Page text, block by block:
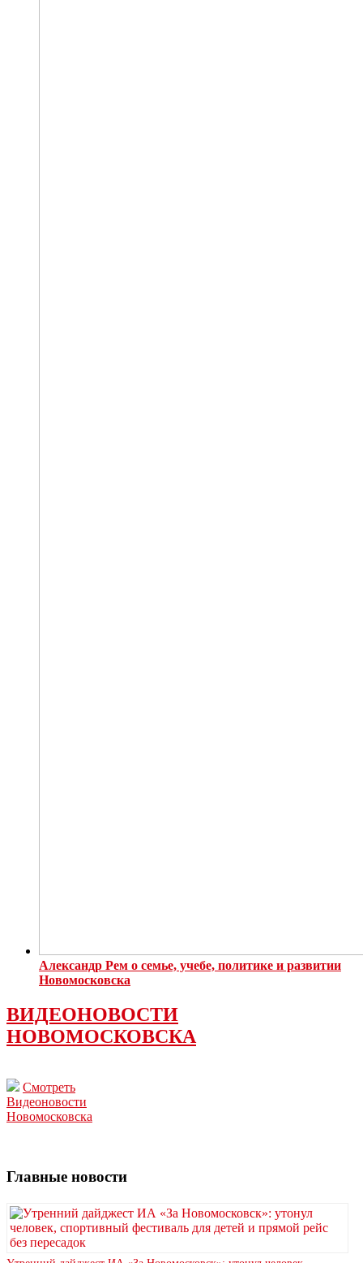
Александр Рем о семье, учебе, политике и развитии
Новомосковска
ВИДЕОНОВОСТИ
НОВОМОСКОВСКА
Смотреть
Видеоновости
Новомосковска
Главные новости